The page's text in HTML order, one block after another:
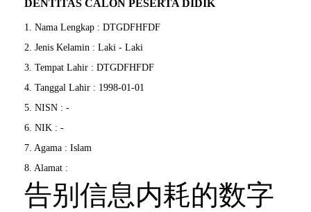
DENTITAS CALON PESERTA DIDIK
1. Nama Lengkap : DTGDFHFDF
2. Jenis Kelamin : Laki - Laki
3. Tempat Lahir : DTGDFHFDF
4. Tanggal Lahir : 1998-01-01
5. NISN : -
6. NIK : -
7. Agama : Islam
8. Alamat :
告别信息内耗的数字